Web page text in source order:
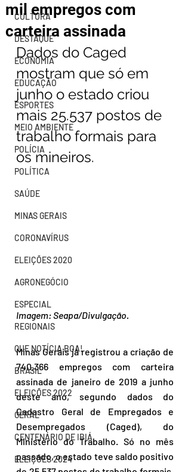
CULTURA
DESTAQUE
ECONOMIA
EDUCAÇÃO
ESPORTES
MEIO AMBIENTE
POLÍCIA
POLÍTICA
SAÚDE
MINAS GERAIS
CORONAVÍRUS
ELEIÇÕES 2020
AGRONEGÓCIO
ESPECIAL
REGIONAIS
QUE NOTÍCIA BOA!
BRASIL
ELEIÇÕES 2022
GERAL
CENTENÁRIO DE IBIÁ
ELEIÇÕES 2024
mil empregos com
carteira assinada
Dados do Caged
mostram que só em
junho o estado criou
mais 25.537 postos de
trabalho formais para
os mineiros.
Imagem: Seapa/Divulgação.
Minas Gerais já registrou a criação de
740.366 empregos com carteira
assinada de janeiro de 2019 a junho
deste ano, segundo dados do
Cadastro Geral de Empregados e
Desempregados (Caged), do
Ministério do Trabalho. Só no mês
passado, o estado teve saldo positivo